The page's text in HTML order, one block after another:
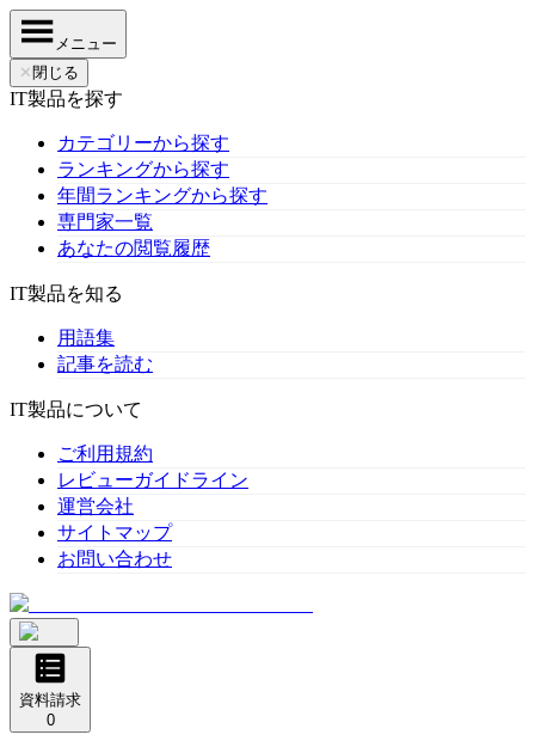
メニュー
✕ 閉じる
IT製品を探す
カテゴリーから探す
ランキングから探す
年間ランキングから探す
専門家一覧
あなたの閲覧履歴
IT製品を知る
用語集
記事を読む
IT製品について
ご利用規約
レビューガイドライン
運営会社
サイトマップ
お問い合わせ
資料請求
0